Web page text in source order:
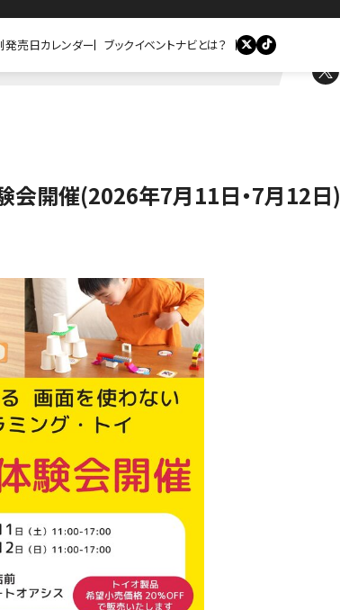
発売日カレンダー ブックイベントナビとは？
催(2026年7月11日・7月12日)